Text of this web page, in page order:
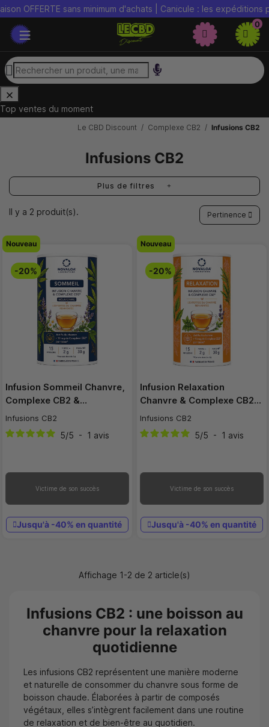
OFFERTE sans minimum d'achats | Canicule : les expéditions
0
Top ventes du moment
Le CBD Discount Complexe CB2 Infusions CB2
Infusions CB2
Plus de filtres
Il y a 2 produit(s). Pertinence
Nouveau
-20%
Infusion Sommeil Chanvre,
Complexe CB2 &…
Infusions CB2
5/5 - 1 avis
Victime de son succès
Jusqu'à -40% en quantité
Nouveau
-20%
Infusion Relaxation
Chanvre & Complexe CB2…
Infusions CB2
5/5 - 1 avis
Victime de son succès
Jusqu'à -40% en quantité
Affichage 1-2 de 2 article(s)
Infusions CB2 : une boisson au
chanvre pour la relaxation
quotidienne
Les infusions CB2 représentent une manière moderne
et naturelle de consommer du chanvre sous forme de
boisson chaude. Élaborées à partir de composés
végétaux, elles s’intègrent facilement dans une routine
de relaxation et de bien-être au quotidien.